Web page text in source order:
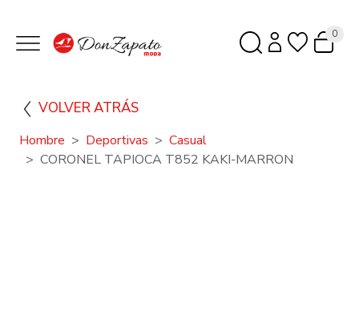
0
VOLVER ATRÁS
Hombre Deportivas
Casual
CORONEL TAPIOCA T852 KAKI-MARRON